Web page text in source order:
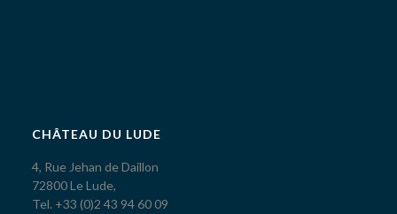
CHÂTEAU DU LUDE
4, Rue Jehan de Daillon
72800 Le Lude,
Tel. +33 (0)2 43 94 60 09